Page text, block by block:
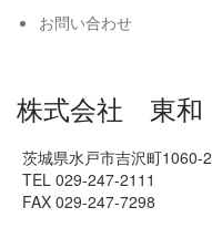
お問い合わせ
株式会社 東和
茨城県水戸市吉沢町1060-2
TEL 029-247-2111
FAX 029-247-7298